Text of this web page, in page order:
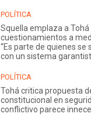
POLÍTICA
Squella emplaza a Tohá
cuestionamientos a
“Es parte de quienes se
con un sistema
POLÍTICA
Tohá critica propuesta
constitucional en
conflictivo parece